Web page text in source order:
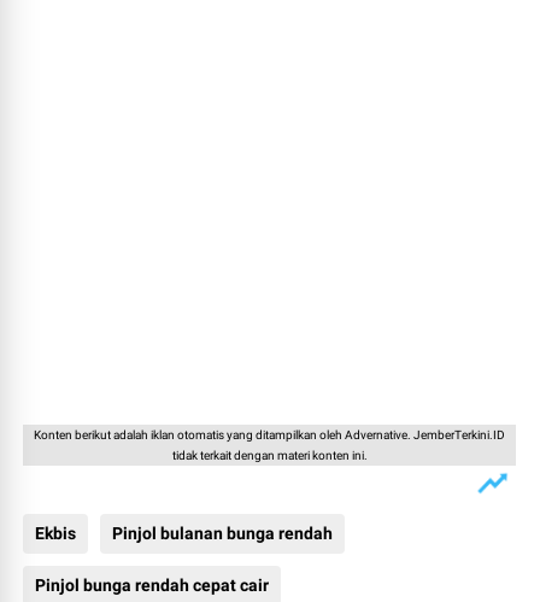
Konten berikut adalah iklan otomatis yang ditampilkan oleh Advernative. JemberTerkini.ID
tidak terkait dengan materi konten ini.
Ekbis Pinjol bulanan bunga rendah
Pinjol bunga rendah cepat cair